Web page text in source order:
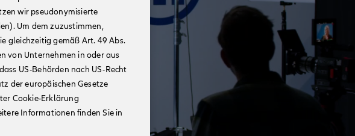
wir pseudonymisierte
Um dem zuzustimmen,
gleichzeitig gemäß Art. 49 Abs.
von Unternehmen in oder aus
US-Behörden nach US-Recht
der europäischen Gesetze
Cookie-Erklärung
Informationen finden Sie in